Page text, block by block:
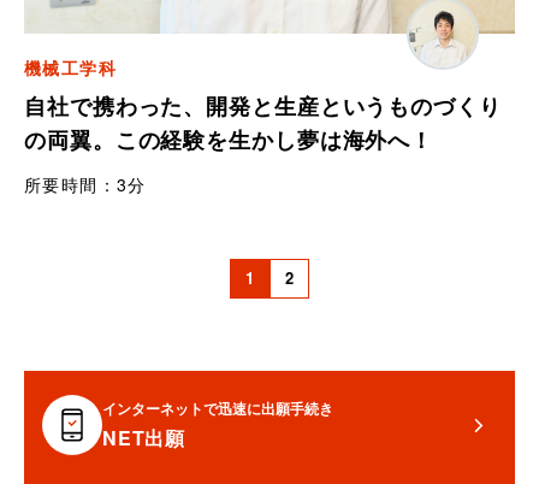
機械工学科
自社で携わった、開発と生産というものづくり
の両翼。この経験を生かし夢は海外へ！
所要時間： 3分
1 2
インターネットで迅速に出願手続き
NET出願